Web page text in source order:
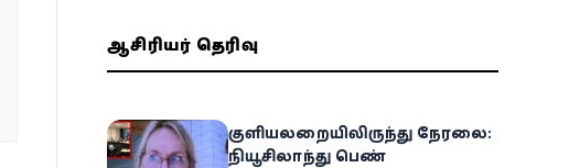
ஆசிரியர் தெரிவு
குளியலறையிலிருந்து நேரலை:
நியூசிலாந்து பெண்